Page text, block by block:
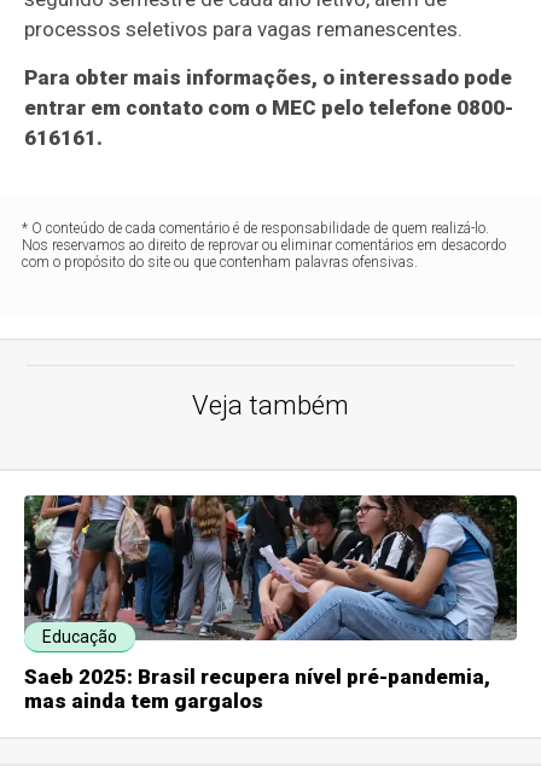
processos seletivos para vagas remanescentes.
Para obter mais informações, o interessado pode
entrar em contato com o MEC pelo telefone 0800-
616161.
* O conteúdo de cada comentário é de responsabilidade de quem realizá-lo.
Nos reservamos ao direito de reprovar ou eliminar comentários em desacordo
com o propósito do site ou que contenham palavras ofensivas.
Veja também
Educação
Saeb 2025: Brasil recupera nível pré-pandemia,
mas ainda tem gargalos